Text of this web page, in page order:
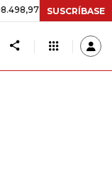
+$ 8.753,81 +2,19%
SUSCRÍBASE